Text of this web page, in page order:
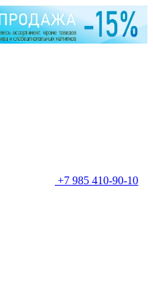
+7 985 410-90-10